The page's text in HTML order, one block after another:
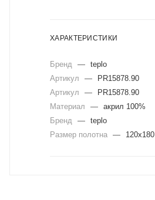
ХАРАКТЕРИСТИКИ
Бренд — teplo
Артикул
—
PR15878.90
Артикул
—
PR15878.90
Материал
— акрил 100%
Бренд
— teplo
Размер полотна — 120x180